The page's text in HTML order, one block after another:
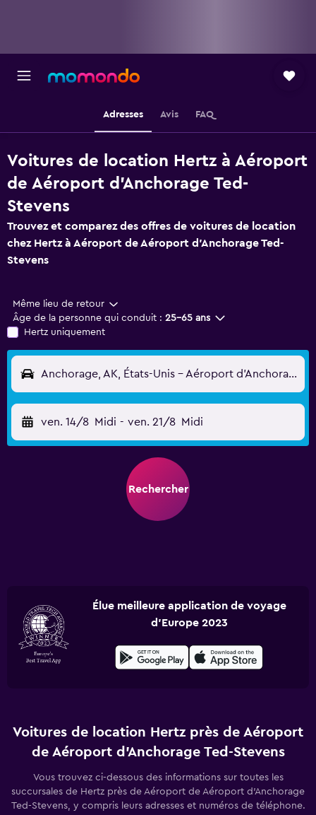
Adresses Avis FAQ
Voitures de location Hertz à Aéroport
de Aéroport d'Anchorage Ted-
Stevens
Trouvez et comparez des offres de voitures de location
chez Hertz à Aéroport de Aéroport d'Anchorage Ted-
Stevens
Même lieu de retour
Âge de la personne qui conduit : 25-65 ans
Hertz uniquement
Anchorage, AK, États-Unis - Aéroport d'Anchorage Ted-Stevens (ANC)
ven. 14/8 Midi - ven. 21/8 Midi
Rechercher
Élue meilleure application de voyage
d'Europe 2023
Voitures de location Hertz près de Aéroport
de Aéroport d'Anchorage Ted-Stevens
Vous trouvez ci-dessous des informations sur toutes les
succursales de Hertz près de Aéroport de Aéroport d'Anchorage
Ted-Stevens, y compris leurs adresses et numéros de téléphone.